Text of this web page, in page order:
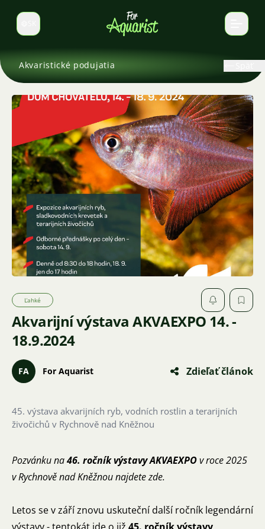
Prepnúť jazyk
Akvaristické podujatia
Akvarijní výstava AKVAEXPO 14. -
18.9.2024
Ľahké
FA For Aquarist Zdieľať článok
45. výstava akvarijních ryb, vodních rostlin a terarijních
živočichů v Rychnově nad Kněžnou
Pozvánku na46. ročník výstavy AKVAEXPOv roce 2025
v Rychnově nad Kněžnounajdete zde.
Letos se v září znovu uskuteční další ročník legendární